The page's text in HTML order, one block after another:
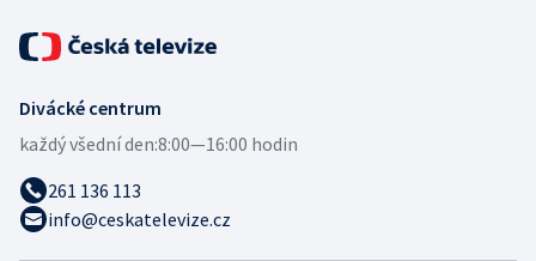
Divácké centrum
každý všední den:8:00—16:00 hodin
261 136 113
info@ceskatelevize.cz